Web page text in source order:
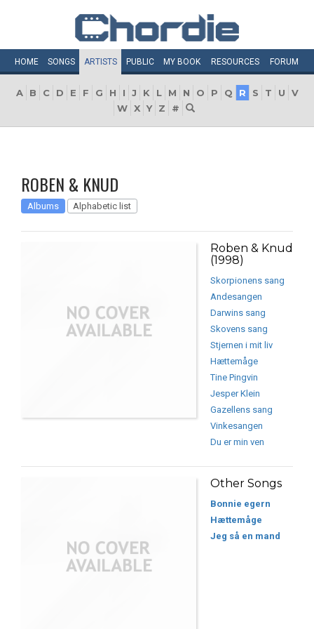
HOME SONGS ARTISTS PUBLIC MY BOOK RESOURCES FORUM
A B C D E F G H I J K L M N O P Q R S T U
V
W X Y Z #
ROBEN & KNUD
Albums Alphabetic list
Roben & Knud
(1998)
Skorpionens sang
Andesangen
Darwins sang
Skovens sang
Stjernen i mit liv
Hættemåge
Tine Pingvin
Jesper Klein
Gazellens sang
Vinkesangen
Du er min ven
Other Songs
Bonnie egern
Hættemåge
Jeg så en mand